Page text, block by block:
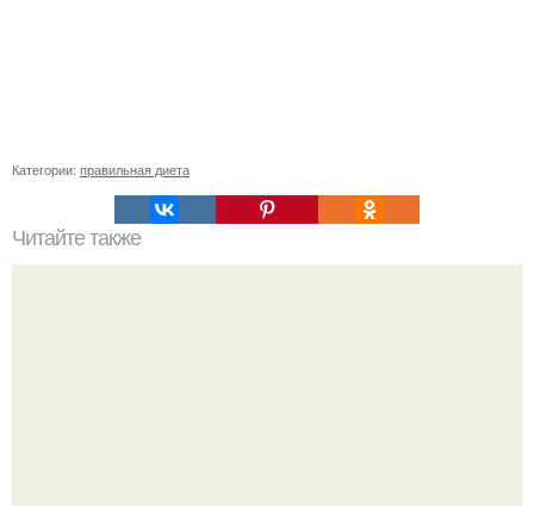
Категории: правильная диета
Читайте также